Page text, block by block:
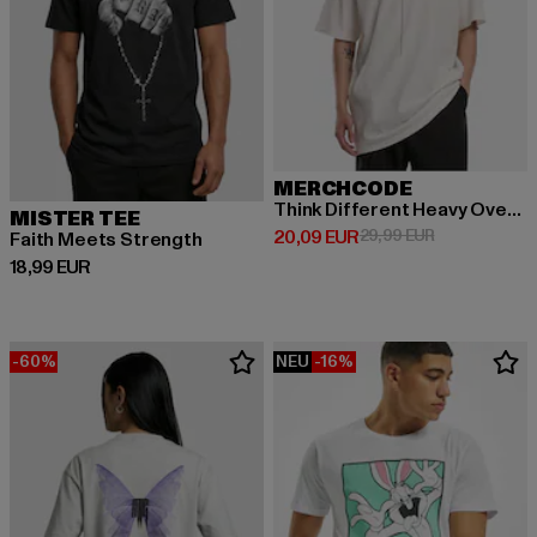
MISTER TEE
Faith Meets Strength
18,99 EUR
Derzeitiger Preis: 18,99 EUR
MERCHCODE
Think Different Heavy Oversized Tee
20,09 EUR
Derzeitiger Preis: 20,09 EUR
29,99 EURAktionspreis:
-60% NEU -16%